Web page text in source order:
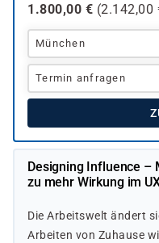
1.800,00 € (2.142,00
München
Termin anfragen
Designing Influence –
zu mehr Wirkung im
Die Arbeitswelt ändert
Arbeiten von Zuhause